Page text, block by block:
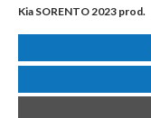
Kia SORENTO 2023 prod.